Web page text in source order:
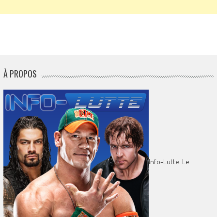
À PROPOS
Info-Lutte. Le